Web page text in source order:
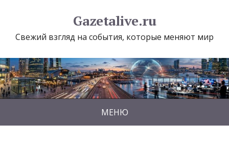
Gazetalive.ru
Свежий взгляд на события, которые меняют мир
МЕНЮ